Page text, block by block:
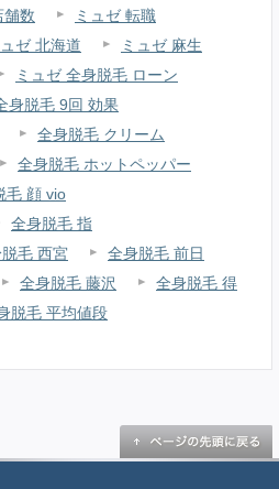
舗数
ミュゼ 転職
ゼ 北海道
ミュゼ 麻生
ミュゼ 全身脱毛 ローン
身脱毛 9回 効果
全身脱毛 クリーム
全身脱毛 ホットペッパー
毛 顔 vio
全身脱毛 指
毛 西宮
全身脱毛 前日
全身脱毛 藤沢
全身脱毛 得
脱毛 平均値段